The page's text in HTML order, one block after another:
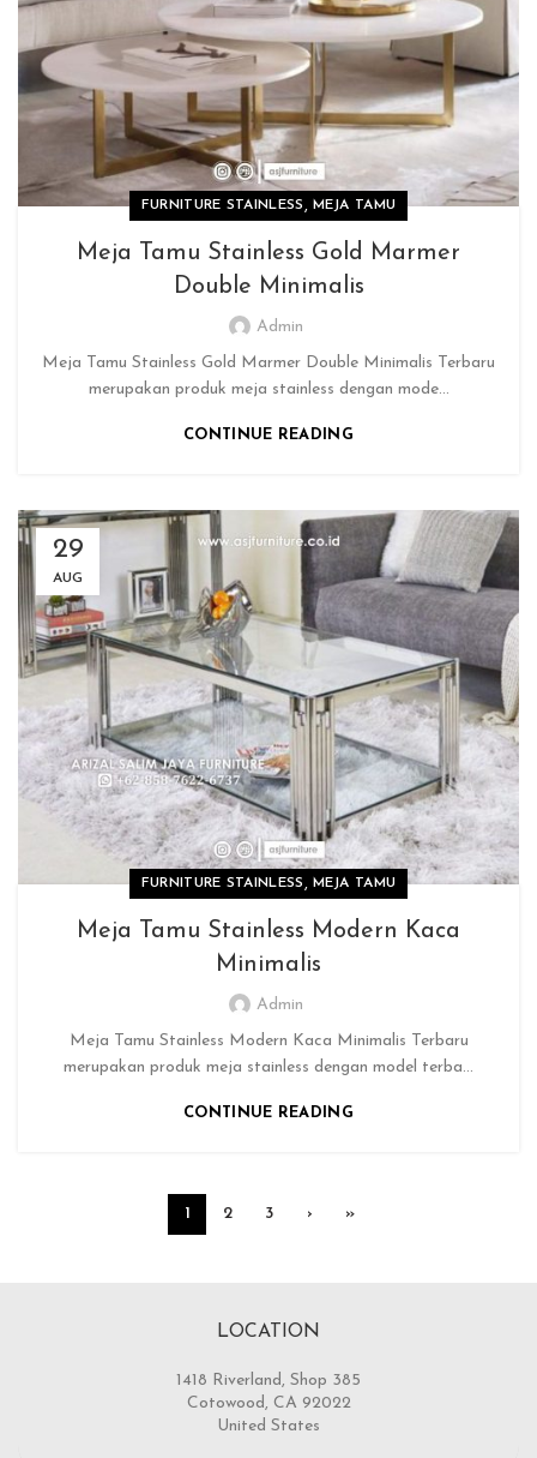
FURNITURE STAINLESS , MEJA TAMU
Meja Tamu Stainless Gold Marmer
Double Minimalis
Admin
Meja Tamu Stainless Gold Marmer Double Minimalis Terbaru
merupakan produk meja stainless dengan mode...
CONTINUE READING
29
AUG
FURNITURE STAINLESS, MEJA TAMU
Meja Tamu Stainless Modern Kaca
Minimalis
Admin
Meja Tamu Stainless Modern Kaca Minimalis Terbaru
merupakan produk meja stainless dengan model terba...
CONTINUE READING
1 2 3 › »
LOCATION
1418 Riverland, Shop 385
Cotowood, CA 92022
United States